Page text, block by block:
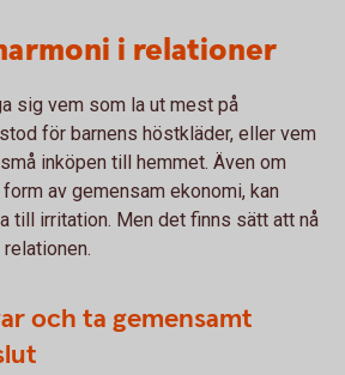
i relationer
sig vem som la ut mest på
för barnens höstkläder, eller vem
inköpen till hemmet. Även om
av gemensam ekonomi, kan
till irritation. Men det finns sätt att nå
och ta gemensamt